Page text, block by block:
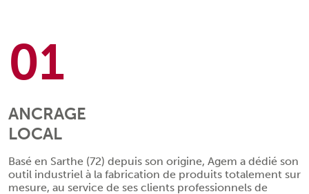
01
ANCRAGE
LOCAL
Basé en Sarthe (72) depuis son origine, Agem a dédié son
outil industriel à la fabrication de produits totalement sur
mesure, au service de ses clients professionnels de